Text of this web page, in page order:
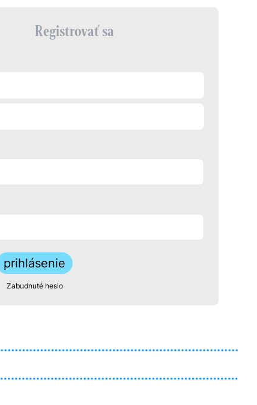
Registrovať sa
prihlásenie
Zabudnuté heslo